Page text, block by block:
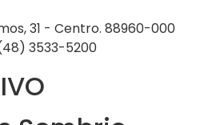
31 - Centro. 88960-000
3533-5200